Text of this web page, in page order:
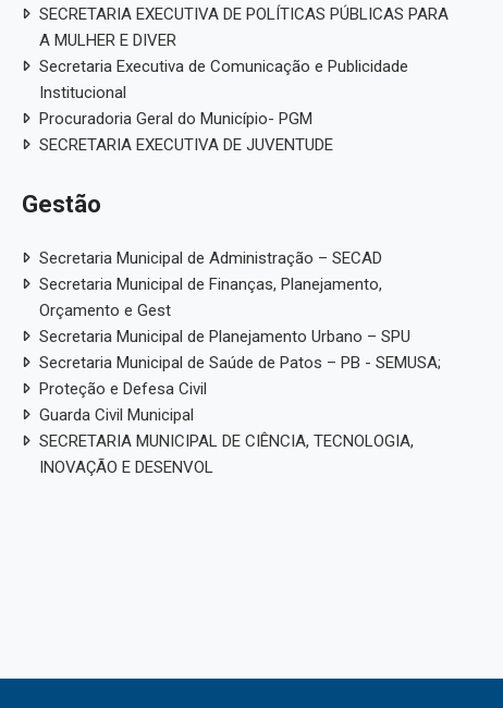
SECRETARIA EXECUTIVA DE POLÍTICAS PÚBLICAS PARA
A MULHER E DIVER
Secretaria Executiva de Comunicação e Publicidade
Institucional
Procuradoria Geral do Município- PGM
SECRETARIA EXECUTIVA DE JUVENTUDE
Gestão
Secretaria Municipal de Administração – SECAD
Secretaria Municipal de Finanças, Planejamento,
Orçamento e Gest
Secretaria Municipal de Planejamento Urbano – SPU
Secretaria Municipal de Saúde de Patos – PB - SEMUSA;
Proteção e Defesa Civil
Guarda Civil Municipal
SECRETARIA MUNICIPAL DE CIÊNCIA, TECNOLOGIA,
INOVAÇÃO E DESENVOL